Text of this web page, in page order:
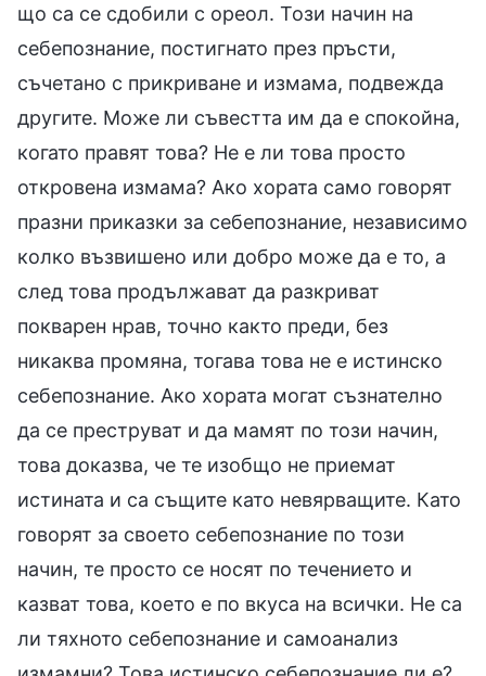
що са се сдобили с ореол. Този начин на
себепознание, постигнато през пръсти,
съчетано с прикриване и измама, подвежда
другите. Може ли съвестта им да е спокойна,
когато правят това? Не е ли това просто
откровена измама? Ако хората само говорят
празни приказки за себепознание, независимо
колко възвишено или добро може да е то, а
след това продължават да разкриват
покварен нрав, точно както преди, без
никаква промяна, тогава това не е истинско
себепознание. Ако хората могат съзнателно
да се преструват и да мамят по този начин,
това доказва, че те изобщо не приемат
истината и са същите като невярващите. Като
говорят за своето себепознание по този
начин, те просто се носят по течението и
казват това, което е по вкуса на всички. Не са
ли тяхното себепознание и самоанализ